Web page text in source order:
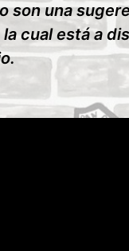
son una
cual está a